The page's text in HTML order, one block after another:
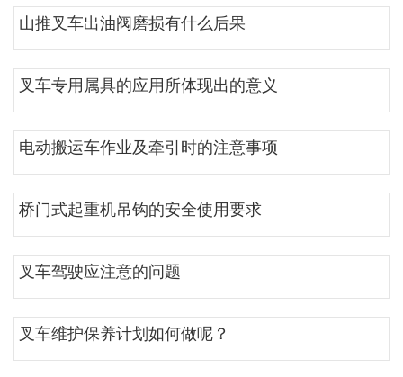
山推叉车出油阀磨损有什么后果
叉车专用属具的应用所体现出的意义
电动搬运车作业及牵引时的注意事项
桥门式起重机吊钩的安全使用要求
叉车驾驶应注意的问题
叉车维护保养计划如何做呢？